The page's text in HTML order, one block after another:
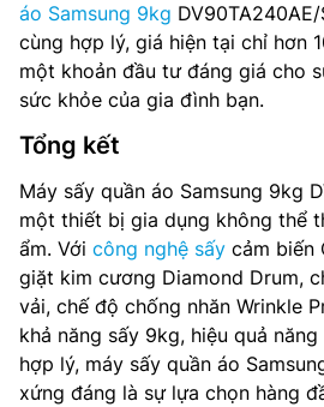
áo Samsung 9kg
cùng hợp lý, giá hiện tại chỉ hơn
một khoản đầu tư đáng giá cho
sức khỏe của gia đình bạn.
Tổng kết
Máy sấy quần áo Samsung 9kg
một thiết bị gia dụng không thể
ẩm. Với công nghệ sấy cảm biến
giặt kim cương Diamond Drum,
vải, chế độ chống nhăn Wrinkle
khả năng sấy 9kg, hiệu quả
hợp lý, máy sấy quần áo
xứng đáng là sự lựa chọn hàng